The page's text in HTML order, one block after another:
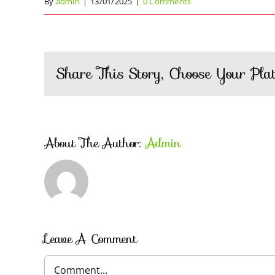
Share This Story, Choose Your
About The Author:Admin
Leave A Comment
Comment